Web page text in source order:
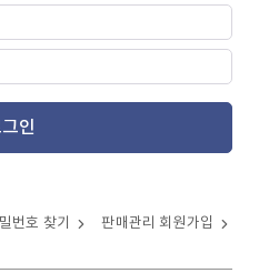
인
번호 찾기 판매관리 회원가입